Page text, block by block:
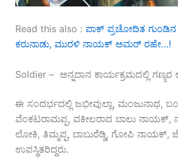
Read this also : ಪಾಕ್ ಪ್ರಚೋದಿತ
ಕರುನಾಡು, ಮುರಳಿ ನಾಯಕ್ ಅಮರ್‍ ರಹೇ…!
Soldier – ಅನ್ನದಾನ ಕಾರ್ಯಕ್ರಮದಲ್ಲಿ ಗಣ್ಯರ
ಈ ಸಂದರ್ಭದಲ್ಲಿ ಜಭೀವುಲ್ಲಾ, ಮಂಜುನಾಥ,
ವೆಂಕಟರಾಮಪ್ಪ, ವಕೀಲರಾದ ಬಾಲು ನಾಯಕ್,
ಲೋಕಿ, ತಿಮ್ಮಪ್ಪ, ಬಾಬುರೆಡ್ಡಿ, ಗೋಪಿ ನಾಯಕ್,
ಉಪಸ್ಥಿತರಿದ್ದರು.